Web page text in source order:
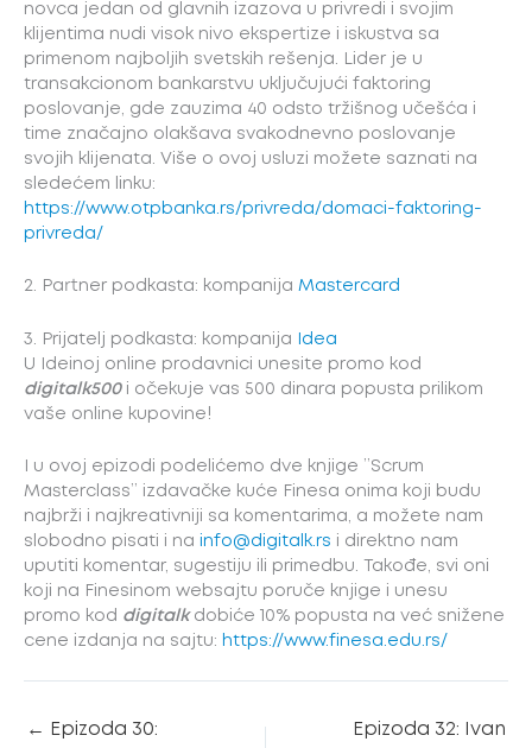
novca jedan od glavnih izazova u privredi i svojim
klijentima nudi visok nivo ekspertize i iskustva sa
primenom najboljih svetskih rešenja. Lider je u
transakcionom bankarstvu uključujući faktoring
poslovanje, gde zauzima 40 odsto tržišnog učešća i
time značajno olakšava svakodnevno poslovanje
svojih klijenata. Više o ovoj usluzi možete saznati na
sledećem linku:
https://www.otpbanka.rs/privreda/domaci-faktoring-
privreda/
2. Partner podkasta: kompanija Mastercard
3. Prijatelj podkasta: kompanija
Idea
U Ideinoj online prodavnici unesite promo kod
digitalk500i očekuje vas 500 dinara popusta prilikom
vaše online kupovine!
I u ovoj epizodi podelićemo dve knjige ’’Scrum
Masterclass’’ izdavačke kuće Finesa onima koji budu
najbrži i najkreativniji sa komentarima, a možete nam
slobodno pisati i na info@digitalk.rs i direktno nam
uputiti komentar, sugestiju ili primedbu. Takođe, svi oni
koji na Finesinom websajtu poruče knjige i unesu
promo kod digitalkdobiće 10% popusta na već snižene
cene izdanja na sajtu: https://www.finesa.edu.rs/
← Epizoda 30: Epizoda 32: Ivan